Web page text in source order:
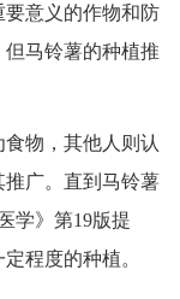
意义的作物和防
马铃薯的种植推
物，其他人则认
广。直到马铃薯
学》第19版提
程度的种植。